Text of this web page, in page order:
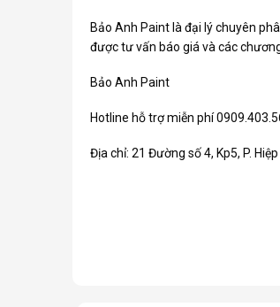
Bảo Anh Paint là đại lý chuyên
được tư vấn báo giá và các
Bảo Anh Paint
Hotline hỗ trợ miễn phí
Địa chỉ: 21 Đường số 4, Kp5, P.